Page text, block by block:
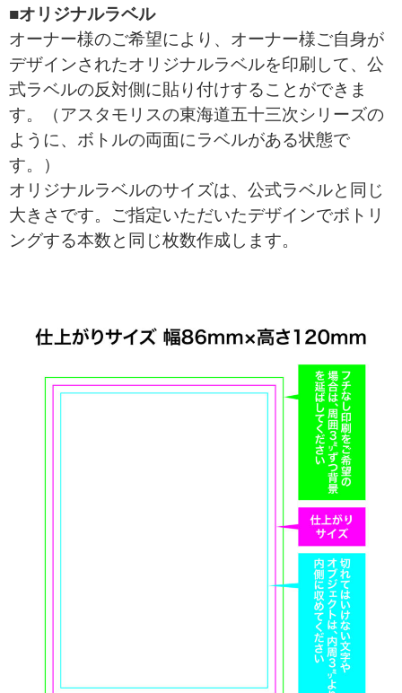
■オリジナルラベル
オーナー様のご希望により、オーナー様ご自身が
デザインされたオリジナルラベルを印刷して、公
式ラベルの反対側に貼り付けすることができま
す。（アスタモリスの東海道五十三次シリーズの
ように、ボトルの両面にラベルがある状態で
す。）
オリジナルラベルのサイズは、公式ラベルと同じ
大きさです。ご指定いただいたデザインでボトリ
ングする本数と同じ枚数作成します。